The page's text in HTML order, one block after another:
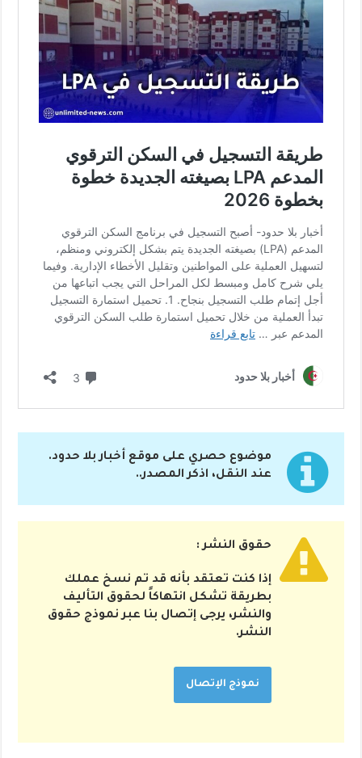
موضوع حصري على موقع أخبار بلا حدود.
عند النقل، اذكر المصدر..
حقوق النشر :
إذا كنت تعتقد بأنه قد تم نسخ عملك
بطريقة تشكل انتهاكاً لحقوق التأليف
والنشر، يرجى إتصال بنا عبر نموذج حقوق
النشر.
نموذج الإتصال